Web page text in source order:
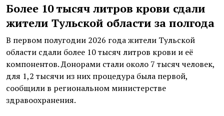
Более 10 тысяч литров крови сдали
жители Тульской области за полгода
В первом полугодии 2026 года жители Тульской
области сдали более 10 тысяч литров крови и её
компонентов. Донорами стали около 7 тысяч человек,
для 1,2 тысячи из них процедура была первой,
сообщили в региональном министерстве
здравоохранения.